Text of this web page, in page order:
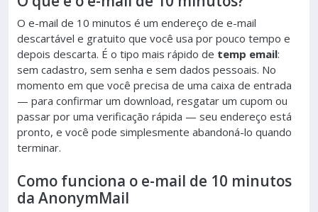
O e-mail de 10 minutos é um endereço de e-mail
descartável e gratuito que você usa por pouco tempo e
depois descarta. É o tipo mais rápido de temp email:
sem cadastro, sem senha e sem dados pessoais. No
momento em que você precisa de uma caixa de entrada
— para confirmar um download, resgatar um cupom ou
passar por uma verificação rápida — seu endereço está
pronto, e você pode simplesmente abandoná-lo quando
terminar.
Como funciona o e-mail de 10 minutos
da AnonymMail